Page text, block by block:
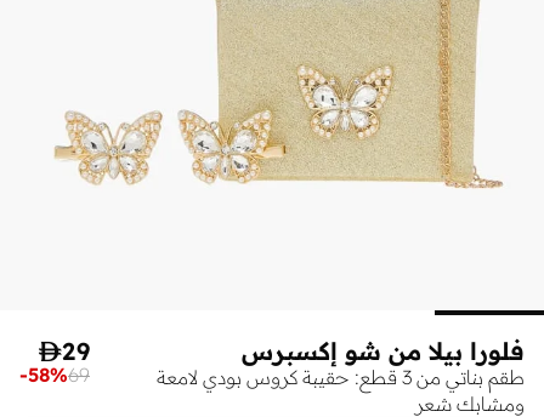
فلورا بيلا من شو إكسبرس
طقم بناتي من 3 قطع: حقيبة كروس بودي لامعة
ومشابك شعر
29
69
-58%